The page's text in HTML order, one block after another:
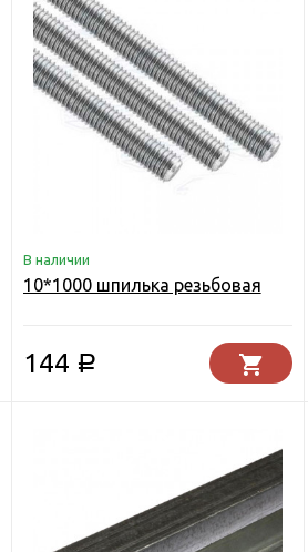
В наличии
10*1000 шпилька резьбовая
144 Р